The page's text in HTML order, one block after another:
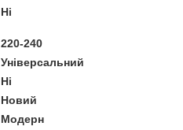
Ні
220-240
Універсальний
Ні
Новий
Модерн